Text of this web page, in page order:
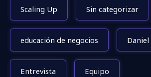
Scaling Up Sin categorizar
educación de negocios
Entrevista Equipo